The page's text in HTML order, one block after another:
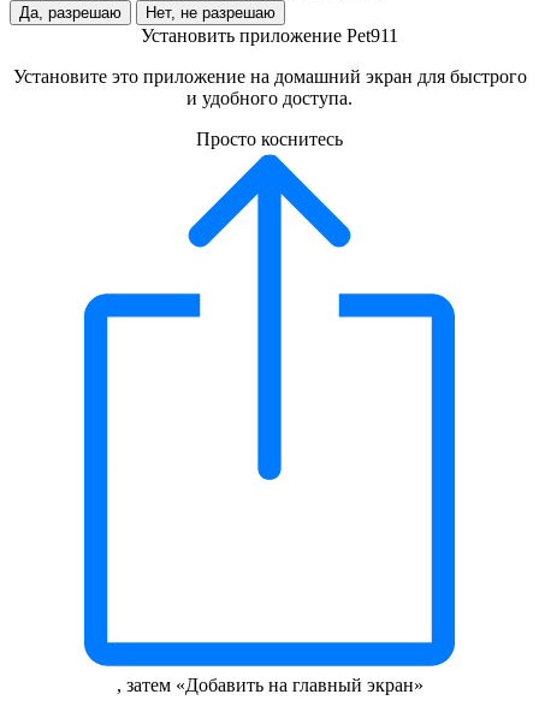
Да, разрешаю Нет, не разрешаю
Установить приложение Pet911
Установите это приложение на домашний экран для быстрого
и удобного доступа.
Просто коснитесь
, затем «Добавить на главный экран»